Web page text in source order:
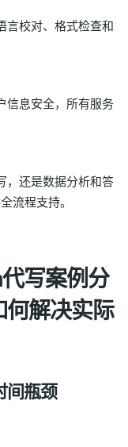
言校对、格式检查和
信息安全，所有服务
，还是数据分析和答
流程支持。
写案例分
解决实际
间瓶颈